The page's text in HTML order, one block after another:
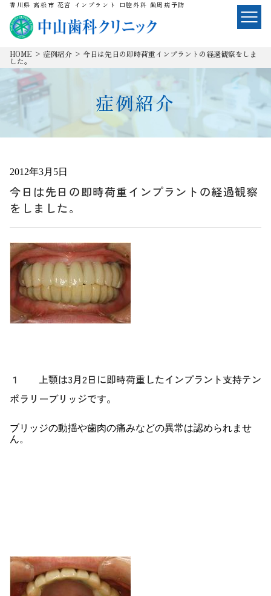
香川県 高松市 花宮 インプラント 口腔外科 歯周病予防
HOME > 症例紹介 > 今日は先日の即時荷重インプラントの経過観察をしま
した。
症例紹介
2012年3月5日
今日は先日の即時荷重インプラントの経過観察
をしました。
１ 上顎は3月2日に即時荷重したインプラント支持テン
ポラリーブリッジです。
ブリッジの動揺や歯肉の痛みなどの異常は認められませ
ん。